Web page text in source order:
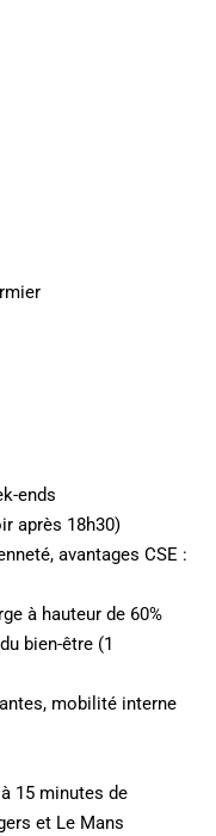
ends
après 18h30)
avantages CSE :
à hauteur de 60%
bien-être (1
mobilité interne
15 minutes de
et Le Mans